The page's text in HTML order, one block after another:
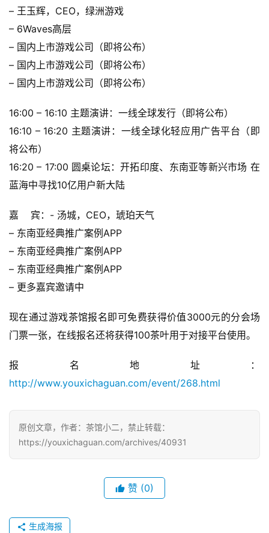
站
中
文
中
国
)
– 王玉辉，CEO，绿洲游戏
– 6Waves高层
– 国内上市游戏公司（即将公布）
– 国内上市游戏公司（即将公布）
– 国内上市游戏公司（即将公布）
16:00 – 16:10 主题演讲：一线全球发行（即将公布）
16:10 – 16:20 主题演讲：一线全球化轻应用广告平台（即
将公布）
16:20 – 17:00 圆桌论坛：开拓印度、东南亚等新兴市场 在
蓝海中寻找10亿用户新大陆
嘉    宾：- 汤城，CEO，琥珀天气
– 东南亚经典推广案例APP
– 东南亚经典推广案例APP
– 东南亚经典推广案例APP
– 更多嘉宾邀请中
现在通过游戏茶馆报名即可免费获得价值3000元的分会场
门票一张，在线报名还将获得100茶叶用于对接平台使用。
报名地址：
http://www.youxichaguan.com/event/268.html
原创文章，作者：茶馆小二，禁止转载：
https://youxichaguan.com/archives/40931
赞 (0)
生成海报